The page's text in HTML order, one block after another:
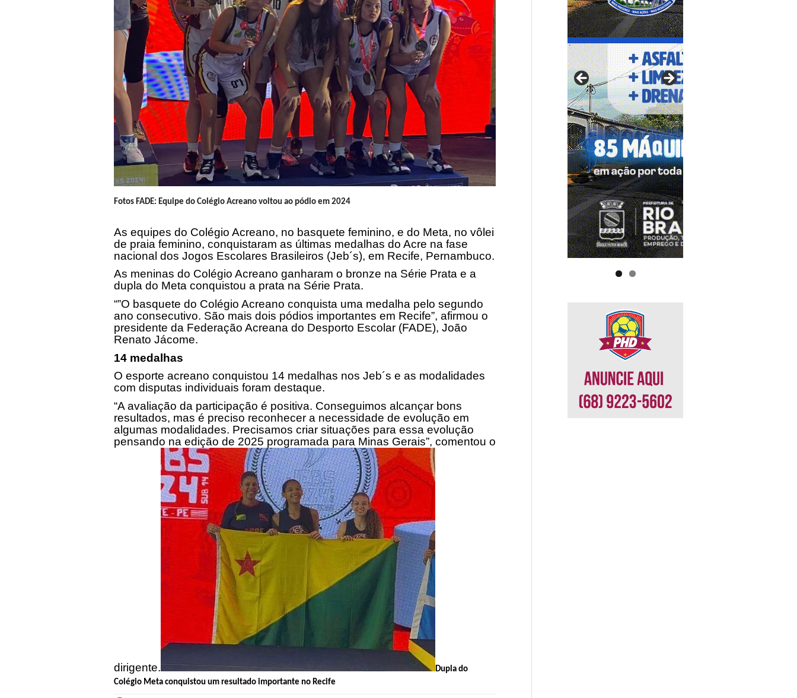
Fotos FADE: Equipe do Colégio Acreano voltou ao pódio em 2024
As equipes do Colégio Acreano, no basquete feminino, e do Meta, no vôlei
de praia feminino, conquistaram as últimas medalhas do Acre na fase
nacional dos Jogos Escolares Brasileiros (Jeb´s), em Recife, Pernambuco.
As meninas do Colégio Acreano ganharam o bronze na Série Prata e a
dupla do Meta conquistou a prata na Série Prata.
“”O basquete do Colégio Acreano conquista uma medalha pelo segundo
ano consecutivo. São mais dois pódios importantes em Recife”, afirmou o
presidente da Federação Acreana do Desporto Escolar (FADE), João
Renato Jácome.
14 medalhas
O esporte acreano conquistou 14 medalhas nos Jeb´s e as modalidades
com disputas individuais foram destaque.
“A avaliação da participação é positiva. Conseguimos alcançar bons
resultados, mas é preciso reconhecer a necessidade de evolução em
algumas modalidades. Precisamos criar situações para essa evolução
pensando na edição de 2025 programada para Minas Gerais”, comentou o
dirigente.
Dupla do
Colégio Meta conquistou um resultado importante no Recife